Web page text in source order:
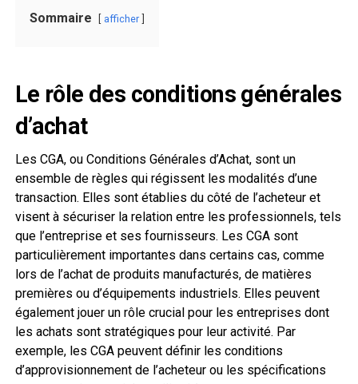
Sommaire afficher
Le rôle des conditions générales
d’achat
Les CGA, ou Conditions Générales d’Achat, sont un
ensemble de règles qui régissent les modalités d’une
transaction. Elles sont établies du côté de l’acheteur et
visent à sécuriser la relation entre les professionnels, tels
que l’entreprise et ses fournisseurs. Les CGA sont
particulièrement importantes dans certains cas, comme
lors de l’achat de produits manufacturés, de matières
premières ou d’équipements industriels. Elles peuvent
également jouer un rôle crucial pour les entreprises dont
les achats sont stratégiques pour leur activité. Par
exemple, les CGA peuvent définir les conditions
d’approvisionnement de l’acheteur ou les spécifications